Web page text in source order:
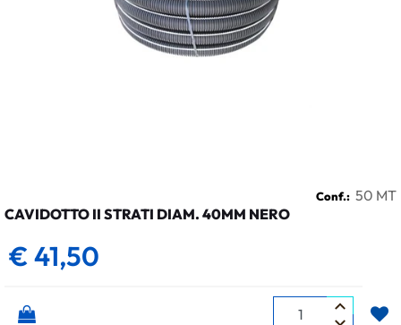
Conf.: 50 MT
CAVIDOTTO II STRATI DIAM. 40MM NERO
€ 41,50
Quantità